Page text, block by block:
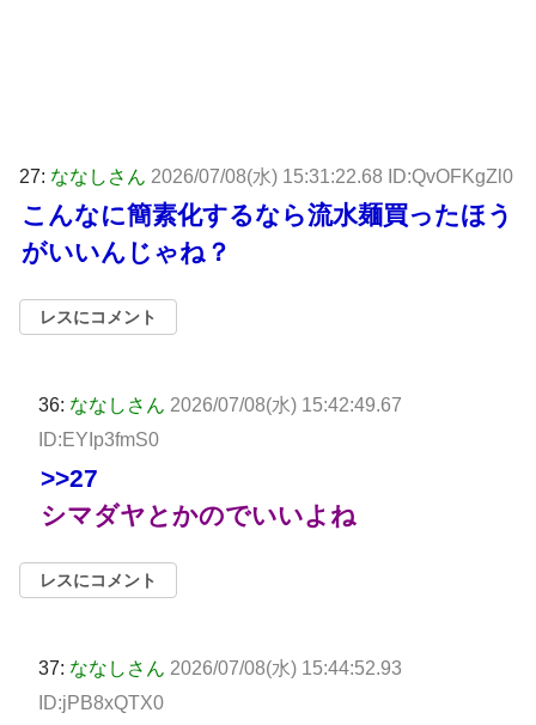
27: ななしさん 2026/07/08(水) 15:31:22.68 ID:QvOFKgZl0
こんなに簡素化するなら流水麺買ったほう
がいいんじゃね？
レスにコメント
36: ななしさん 2026/07/08(水) 15:42:49.67
ID:EYIp3fmS0
>>27
シマダヤとかのでいいよね
レスにコメント
37: ななしさん 2026/07/08(水) 15:44:52.93
ID:jPB8xQTX0